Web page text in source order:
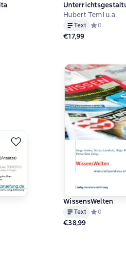
0 на основе 0 оценок
Hubert Teml u.a.
Text Средний
0
€17,99
und
0 на основе 0 оценок
WissensWelten
Text Средний
0
€38,99